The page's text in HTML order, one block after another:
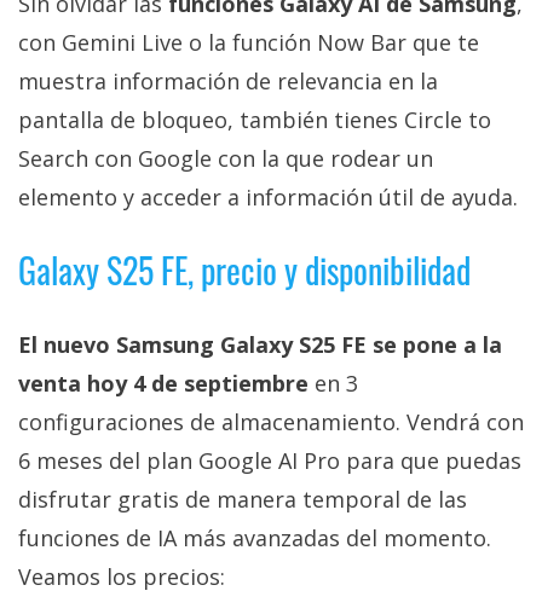
con Gemini Live o la función Now Bar que te
muestra información de relevancia en la
pantalla de bloqueo, también tienes Circle to
Search con Google con la que rodear un
elemento y acceder a información útil de ayuda.
Galaxy S25 FE, precio y disponibilidad
El nuevo Samsung Galaxy S25 FE se pone a la
venta hoy 4 de septiembre en 3
configuraciones de almacenamiento. Vendrá con
6 meses del plan Google AI Pro para que puedas
disfrutar gratis de manera temporal de las
funciones de IA más avanzadas del momento.
Veamos los precios: